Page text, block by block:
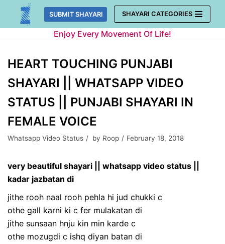
Skip
SUBMIT SHAYARI SHAYARI CATEGORIES
Enjoy Every Movement Of Life!
HEART TOUCHING PUNJABI
SHAYARI || WHATSAPP VIDEO
STATUS || PUNJABI SHAYARI IN
FEMALE VOICE
Whatsapp Video Status by Roop February 18, 2018
very beautiful shayari || whatsapp video status ||
kadar jazbatan di
jithe rooh naal rooh pehla hi jud chukki c
othe gall karni ki c fer mulakatan di
jithe sunsaan hnju kin min karde c
othe mozugdi c ishq diyan batan di